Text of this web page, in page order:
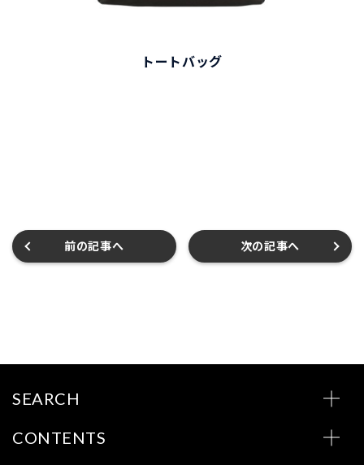
トートバッグ
前の記事へ 次の記事へ
SEARCH
CONTENTS